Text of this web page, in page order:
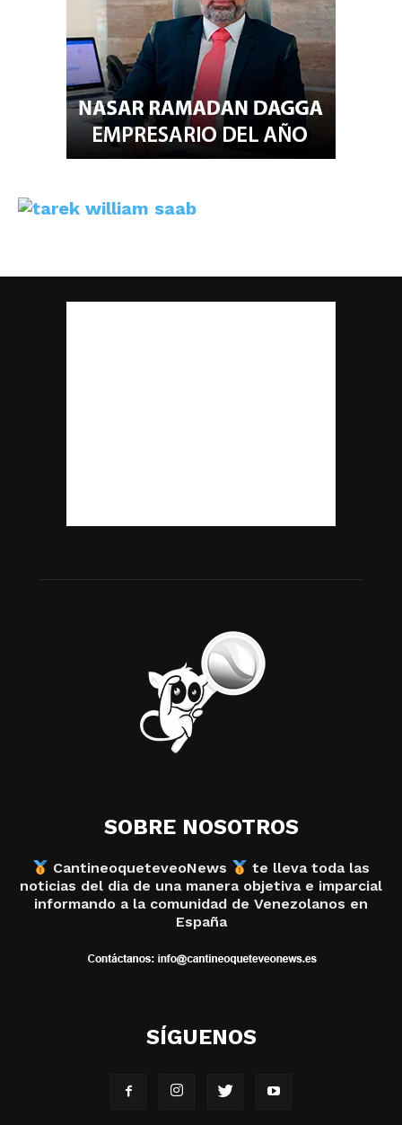
SOBRE NOSOTROS
CantineoqueteveoNews
te lleva toda las
noticias del dia de una manera objetiva e imparcial
informando a la comunidad de Venezolanos en
España
SÍGUENOS